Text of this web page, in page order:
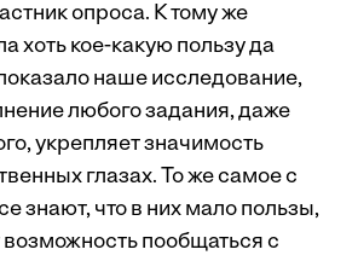
опроса. К тому же
хоть кое-какую пользу да
наше исследование,
любого задания, даже
укрепляет значимость
глазах. То же самое с
знают, что в них мало пользы,
возможность пообщаться с